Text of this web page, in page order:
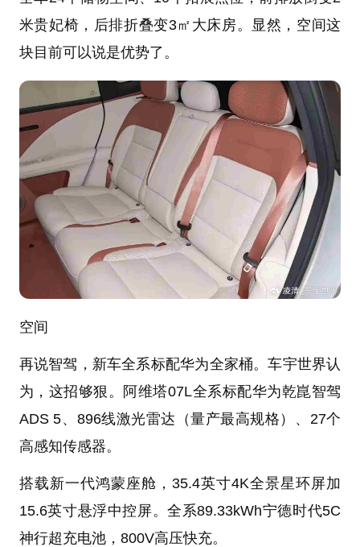
米贵妃椅，后排折叠变3㎡大床房。显然，空间这
块目前可以说是优势了。
空间
再说智驾，新车全系标配华为全家桶。车宇世界认
为，这招够狠。阿维塔07L全系标配华为乾崑智驾
ADS 5、896线激光雷达（量产最高规格）、27个
高感知传感器。
搭载新一代鸿蒙座舱，35.4英寸4K全景星环屏加
15.6英寸悬浮中控屏。全系89.33kWh宁德时代5C
神行超充电池，800V高压快充。